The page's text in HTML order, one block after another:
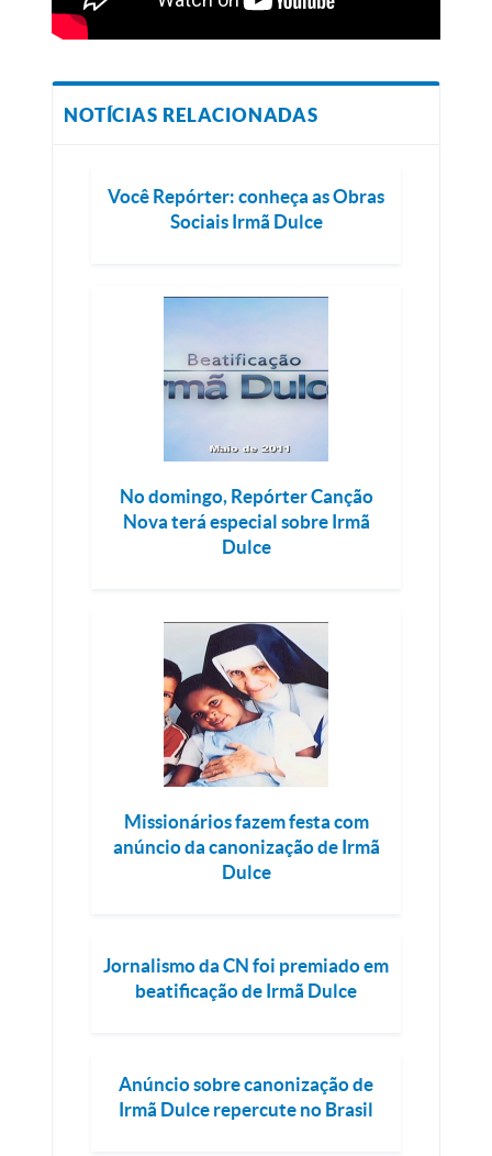
NOTÍCIAS RELACIONADAS
Você Repórter: conheça as Obras
Sociais Irmã Dulce
No domingo, Repórter Canção
Nova terá especial sobre Irmã
Dulce
Missionários fazem festa com
anúncio da canonização de Irmã
Dulce
Jornalismo da CN foi premiado em
beatificação de Irmã Dulce
Anúncio sobre canonização de
Irmã Dulce repercute no Brasil